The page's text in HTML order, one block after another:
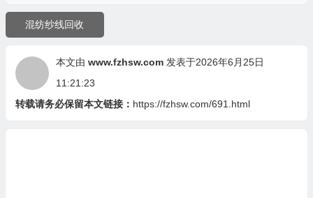
混纺纱线回收
本文由 www.fzhsw.com 发表于2026年6月25日
11:21:23
转载请务必保留本文链接： https://fzhsw.com/691.html